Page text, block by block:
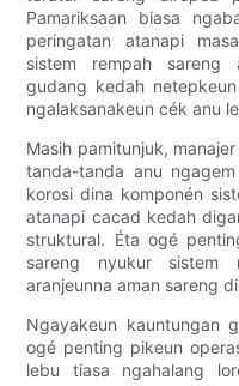
Pamariksaan biasa
peringatan atanapi
sistem rempah sareng
gudang kedah
ngalaksanakeun cék anu
Masih pamitunjuk,
tanda-tanda anu
korosi dina komponén
atanapi cacad kedah
struktural. Éta ogé
sareng nyukur sistem
aranjeunna aman sareng
Ngayakeun kauntungan
ogé penting pikeun
lebu tiasa ngahalang